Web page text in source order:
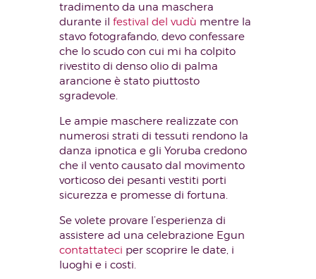
tradimento da una maschera
durante il festival del vudù mentre la
stavo fotografando, devo confessare
che lo scudo con cui mi ha colpito
rivestito di denso olio di palma
arancione è stato piuttosto
sgradevole.
Le ampie maschere realizzate con
numerosi strati di tessuti rendono la
danza ipnotica e gli Yoruba credono
che il vento causato dal movimento
vorticoso dei pesanti vestiti porti
sicurezza e promesse di fortuna.
Se volete provare l’esperienza di
assistere ad una celebrazione Egun
contattateci per scoprire le date, i
luoghi e i costi.